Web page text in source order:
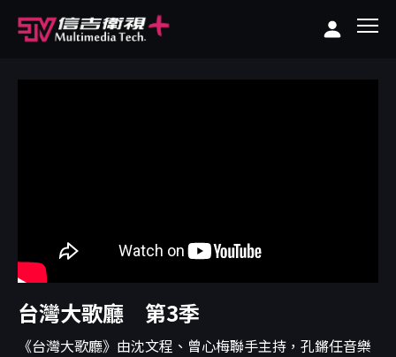
台灣大歌廳 第3季
《台灣大歌廳》由沈文程、曾心梅聯手主持，孔鏘任音樂